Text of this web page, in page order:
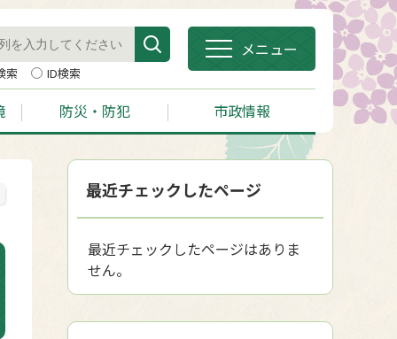
索 ID検索
メニュー
防災・防犯 市政情報
最近チェックしたページ
最近チェックしたページはありま
せん。